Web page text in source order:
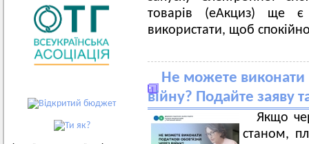
товарів (еАкциз) ще
використати, щоб
Не можете виконати
війну? Подайте заяву
Якщо
станом,